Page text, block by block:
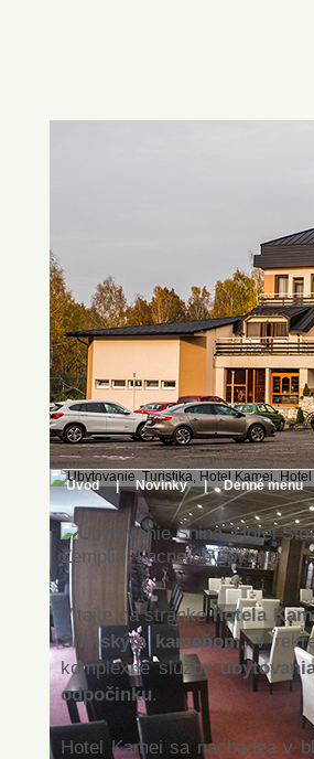
Úvod | Novinky | Denné menu
Vitajte na stránkehotela
Sninským kameňom, v
komplexné služby
odpočinku.
Hotel Kamei sa nachádza v